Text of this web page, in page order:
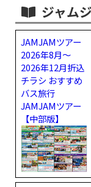
ジャム
JAMJAMツアー
2026年8月～
2026年12月折込
チラシ おすすめ
バス旅行
JAMJAMツアー
【中部版】